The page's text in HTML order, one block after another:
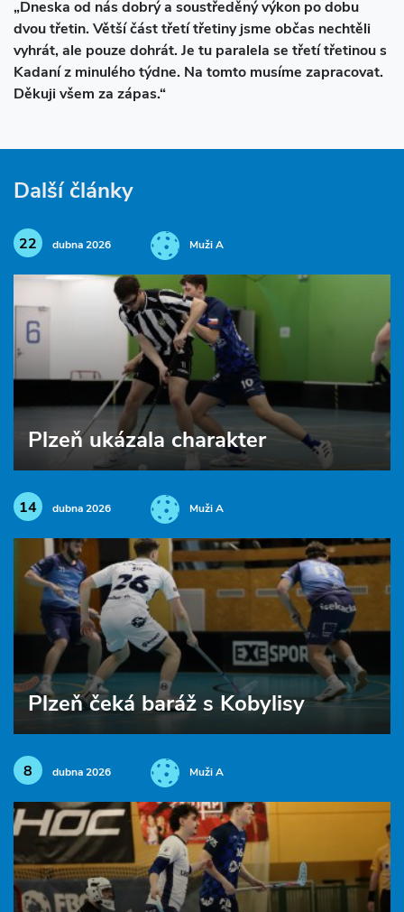
„Dneska od nás dobrý a soustředěný výkon po dobu
dvou třetin. Větší část třetí třetiny jsme občas nechtěli
vyhrát, ale pouze dohrát. Je tu paralela se třetí třetinou s
Kadaní z minulého týdne. Na tomto musíme zapracovat.
Děkuji všem za zápas.“
Další články
22 dubna 2026 Muži A
Plzeň ukázala charakter
14 dubna 2026 Muži A
Plzeň čeká baráž s Kobylisy
8 dubna 2026 Muži A